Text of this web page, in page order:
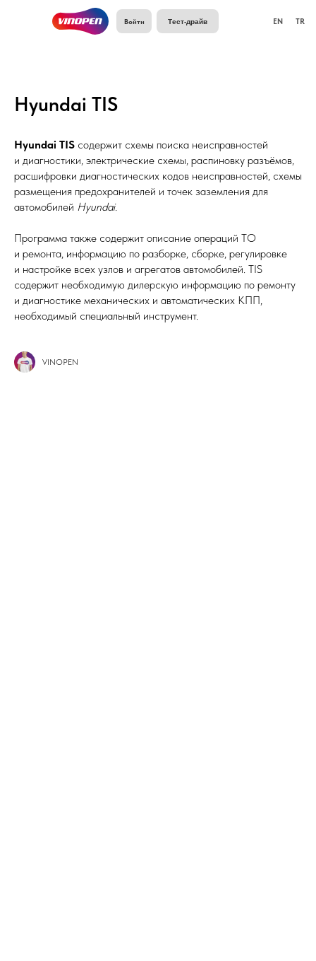
Тест-драйв
Войти TR
EN
Hyundai TIS
Hyundai TIS содержит схемы поиска неисправностей
и диагностики, электрические схемы, распиновку разъёмов,
расшифровки диагностических кодов неисправностей, схемы
размещения предохранителей и точек заземления для
автомобилей Hyundai.
Программа также содержит описание операций ТО
и ремонта, информацию по разборке, сборке, регулировке
и настройке всех узлов и агрегатов автомобилей. TIS
содержит необходимую дилерскую информацию по ремонту
и диагностике механических и автоматических КПП,
необходимый специальный инструмент.
VINOPEN